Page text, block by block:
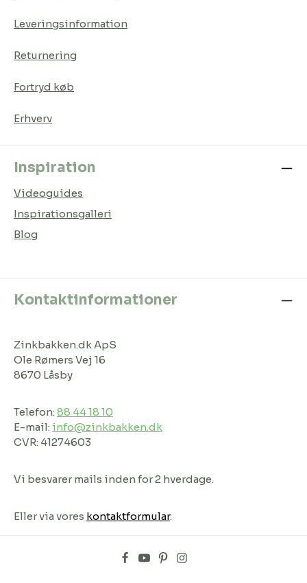
Leveringsinformation
Returnering
Fortryd køb
Erhverv
Inspiration
Videoguides
Inspirationsgalleri
Blog
Kontaktinformationer
Zinkbakken.dk ApS
Ole Rømers Vej 16
8670 Låsby
Telefon: 88 44 18 10
E-mail: info@zinkbakken.dk
CVR: 41274603
Vi besvarer mails inden for 2 hverdage.
Eller via vores kontaktformular.